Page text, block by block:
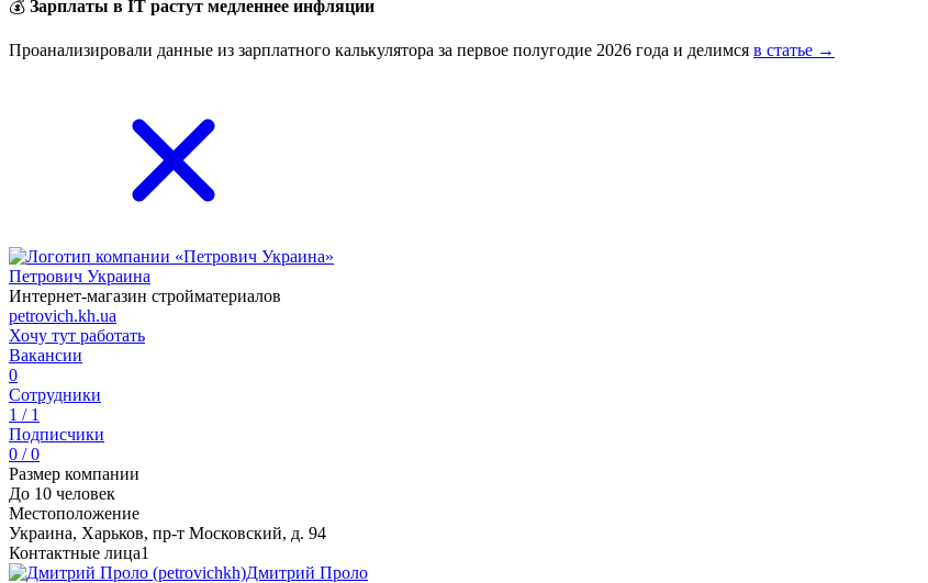
💰 Зарплаты в IT растут медленнее инфляции
Проанализировали данные из зарплатного калькулятора за первое полугодие 2026 года и делимся в статье →
Петрович Украина
Интернет-магазин стройматериалов
petrovich.kh.ua
Хочу тут работать
Вакансии
0
Сотрудники
1 / 1
Подписчики
0 / 0
Размер компании
До 10 человек
Местоположение
Украина, Харьков, пр-т Московский, д. 94
Контактные лица1
Дмитрий Проло